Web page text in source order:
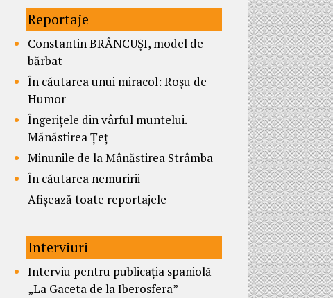
Reportaje
Constantin BRÂNCUȘI, model de
bărbat
În căutarea unui miracol: Roșu de
Humor
Îngerițele din vârful muntelui.
Mănăstirea Țeț
Minunile de la Mânăstirea Strâmba
În căutarea nemuririi
Afișează toate reportajele
Interviuri
Interviu pentru publicația spaniolă
„La Gaceta de la Iberosfera”